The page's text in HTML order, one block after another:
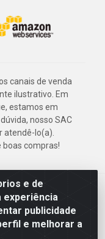
e de
experiência
publicidade
e melhorar a
canais de venda
ilustrativo. Em
estamos em
nosso SAC
atendê-lo(a).
compras!
de Morais, 2471 -
24.150.377/0003-